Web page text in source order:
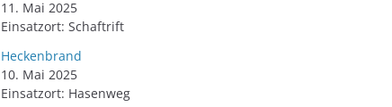
11. Mai 2025
Einsatzort: Schaftrift
Heckenbrand
10. Mai 2025
Einsatzort: Hasenweg